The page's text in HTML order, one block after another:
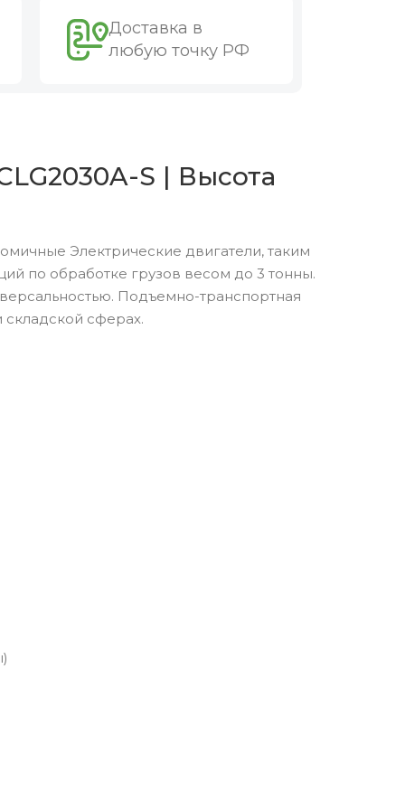
Доставка в
любую точку РФ
S | Высота
Электрические двигатели, таким
по обработке грузов весом до 3 тонны.
Подъемно-транспортная
сферах.